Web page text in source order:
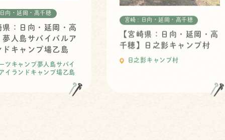
向・延岡・高千穂
県：日向・延岡・高
夢人島サバイバルア
ドキャンプ場乙島
ツキャンプ夢人島サバイ
イランドキャンプ場乙島
宮崎 : 日向・延岡・高千穂
【宮崎県：日向・延岡・高
千穂】日之影キャンプ村
日之影キャンプ村